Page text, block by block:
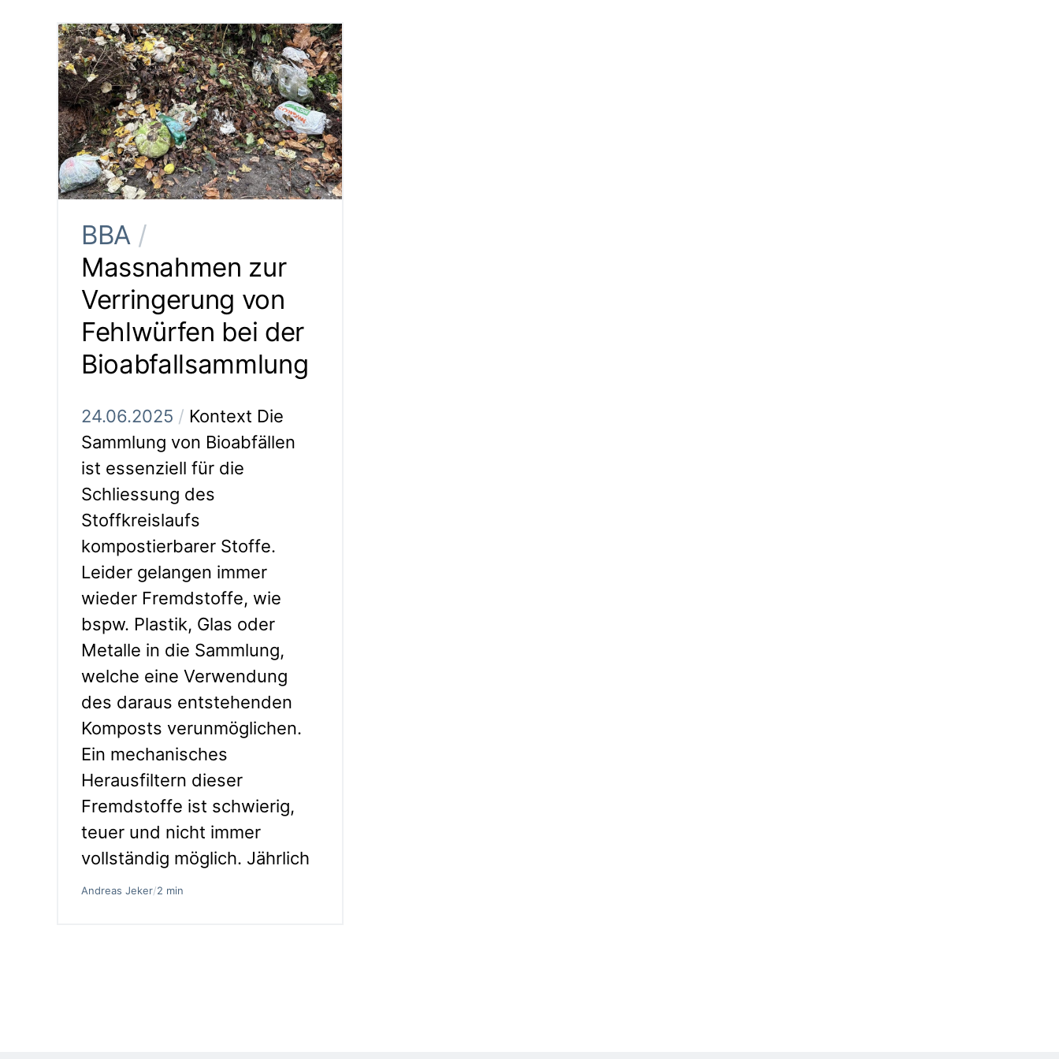
BBA /
Massnahmen zur
Verringerung von
Fehlwürfen bei der
Bioabfallsammlung
24.06.2025 / Kontext Die
Sammlung von Bioabfällen
ist essenziell für die
Schliessung des
Stoffkreislaufs
kompostierbarer Stoffe.
Leider gelangen immer
wieder Fremdstoffe, wie
bspw. Plastik, Glas oder
Metalle in die Sammlung,
welche eine Verwendung
des daraus entstehenden
Komposts verunmöglichen.
Ein mechanisches
Herausfiltern dieser
Fremdstoffe ist schwierig,
teuer und nicht immer
vollständig möglich. Jährlich
Andreas Jeker/2 min